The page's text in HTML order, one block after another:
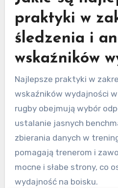
praktyki w
śledzenia i
wskaźników
Najlepsze praktyki w
wskaźników wydajności
rugby obejmują wybór
ustalanie jasnych
zbierania danych w
pomagają trenerom i
mocne i słabe strony, co
wydajność na boisku.